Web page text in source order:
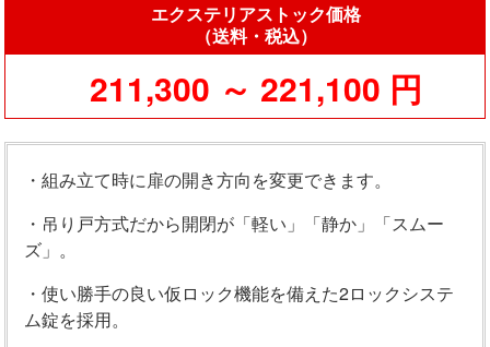
エクステリアストック価格
（送料・税込）
211,300 ～ 221,100 円
・組み立て時に扉の開き方向を変更できます。
・吊り戸方式だから開閉が「軽い」「静か」「スムー
ズ」。
・使い勝手の良い仮ロック機能を備えた2ロックシステ
ム錠を採用。